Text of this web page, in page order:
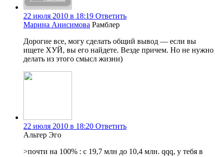
22 июля 2010 в 18:19 Ответить
Марина Анисимова Рамблер
Дорогие все, могу сделать общий вывод — если вы
ищете ХУЙ, вы его найдете. Везде причем. Но не нужно
делать из этого смысл жизни)
22 июля 2010 в 18:20 Ответить
Альтер Эго
>почти на 100% : с 19,7 млн до 10,4 млн. qqq, у тебя в